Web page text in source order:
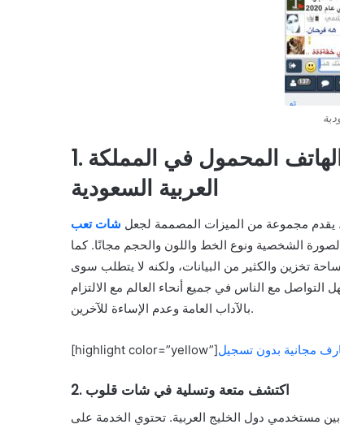
1. شات تعب قلبي : أكبر منصة دردشة عبر الهاتف المحمول في المملكة
العربية السعودية
يقدم مجموعة من الميزات المصممة لجعل شات تعب
الشخصية ونوع الخط واللون والحجم مجانًا. كما
تخزين والكثير من البيانات، ولكنه لا يتطلب سوى
التواصل مع الناس في جميع أنحاء العالم مع الالتزام
بالآداب العامة وعدم الإساءة للآخرين.
مجانية بدون تسجيل
2. اكتشف متعة وتسلية في شات قلوب
مستخدمي دول الخليج العربية. تحتوي الخدمة على